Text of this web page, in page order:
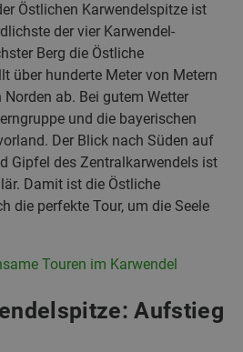
Östlichen Karwendelspitze ist
der vier Karwendel-
Berg die Östliche
über hunderte Meter von Metern
ab. Bei gutem Wetter
und die bayerischen
Der Blick nach Süden auf
Gipfel des Zentralkarwendels ist
Damit ist die Östliche
die perfekte Tour, um die Seele
Touren im Karwendel
Aufstieg